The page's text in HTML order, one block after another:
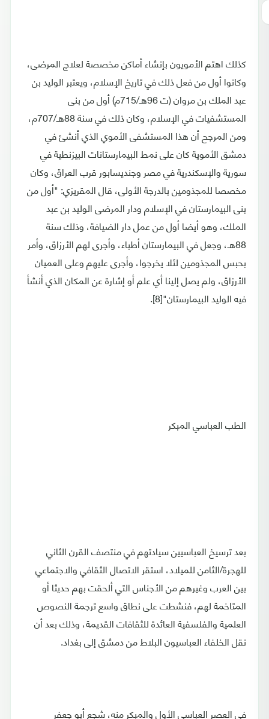
كذلك اهتم الأمويون بإنشاء أماكن مخصصة لعلاج المرضى،
وكانوا أول من فعل ذلك في تاريخ الإسلام، ويعتبر الوليد بن
عبد الملك بن مروان (ت 96هـ/715م) أول من بنى
المستشفيات في الإسلام، وكان ذلك في سنة 88هـ/707م،
ومن المرجح أن هذا المستشفى الأموي الذي أنشئ في
دمشق الأموية كان على نمط البيمارستانات البيزنطية في
سورية والإسكندرية في مصر وجنديسابور قرب العراق، وكان
مخصصا للمجذومين بالدرجة الأولى، قال المقريزي: "أول من
بنى البيمارستان في الإسلام ودار المرضى الوليد بن عبد
الملك، وهو أيضا أول من عمل دار الضيافة، وذلك سنة
88هـ، وجعل في البيمارستان أطباء، وأجرى لهم الأرزاق، وأمر
بحبس المجذومين لئلا يخرجوا، وأجرى عليهم وعلى العميان
الأرزاق، ولم يصل إلينا أي علم أو إشارة عن المكان الذي أنشأ
فيه الوليد البيمارستان"[8].
الطب العباسي المبكر
بعد ترسيخ العباسيين سيادتهم في منتصف القرن الثاني
للهجرة/الثامن للميلاد، استقر الاتصال الثقافي والاجتماعي
بين العرب وغيرهم من الأجناس التي ألحقت بهم حديثا أو
المتاخمة لهم، فنشطت على نطاق واسع ترجمة النصوص
العلمية والفلسفية العائدة للثقافات القديمة، وذلك بعد أن
نقل الخلفاء العباسيون البلاط من دمشق إلى بغداد.
في العصر العباسي الأول والمبكر منه، شجع أبو جعفر